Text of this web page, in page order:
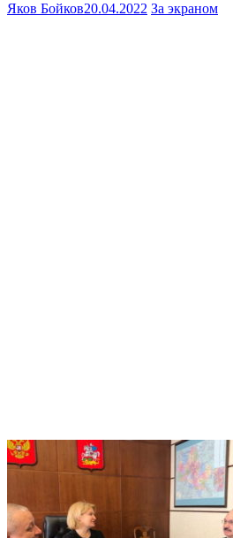
Яков Бойков20.04.2022 За экраном